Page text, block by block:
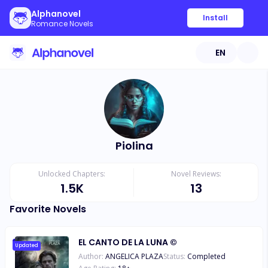
Alphanovel
Romance Novels
Install
EN
Piolina
Unlocked Chapters:
1.5K
Novel Reviews:
13
Favorite Novels
Updated EL CANTO DE LA LUNA ©
Author: ANGELICA PLAZAStatus: Completed